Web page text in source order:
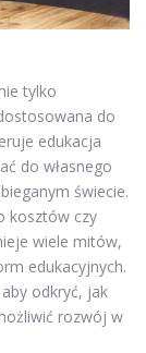
tylko
do
edukacja
do własnego
świecie.
kosztów czy
wiele mitów,
edukacyjnych.
odkryć, jak
rozwój w